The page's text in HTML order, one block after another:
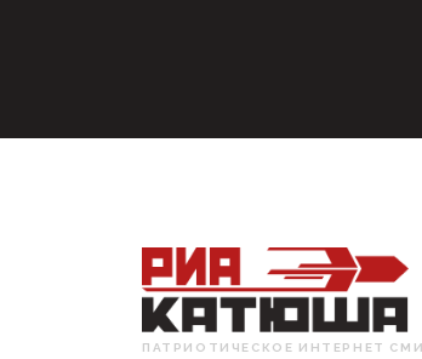
ПАТРИОТИЧЕСКОЕ ИНТЕРНЕТ СМИ